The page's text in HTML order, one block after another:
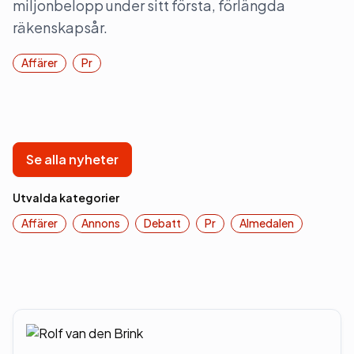
miljonbelopp under sitt första, förlängda
räkenskapsår.
Affärer Pr
Se alla nyheter
Utvalda kategorier
Affärer
Annons Debatt Pr Almedalen